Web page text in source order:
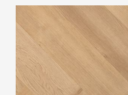
Douwes Dekker Trendy
PVC